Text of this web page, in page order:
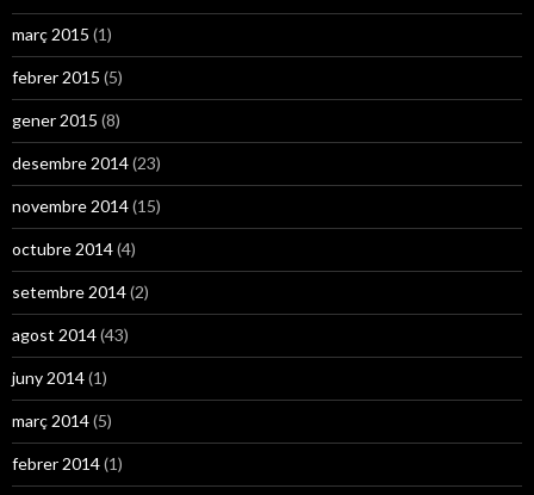
març 2015 (1)
febrer 2015 (5)
gener 2015 (8)
desembre 2014(23)
novembre 2014(15)
octubre 2014(4)
setembre 2014(2)
agost 2014(43)
juny 2014(1)
març 2014(5)
febrer 2014(1)